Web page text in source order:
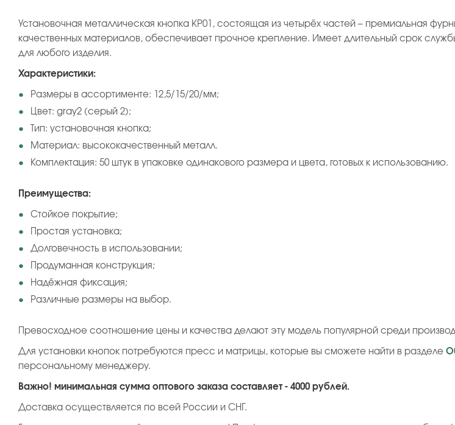
Установочная металлическая кнопка KP01, состоящая из четырёх частей – премиальная
качественных материалов, обеспечивает прочное крепление. Имеет длительный срок
для любого изделия.
Характеристики:
Размеры в ассортименте: 12,5/15/20/мм;
Цвет: gray2 (серый 2);
Тип: установочная кнопка;
Материал: высококачественный металл.
Комплектация: 50 штук в упаковке одинакового размера и цвета, готовых к использованию.
Преимущества:
Стойкое покрытие;
Простая установка;
Долговечность в использовании;
Продуманная конструкция;
Надёжная фиксация;
Различные размеры на выбор.
Превосходное соотношение цены и качества делают эту модель популярной среди
Для установки кнопок потребуются пресс и матрицы, которые вы сможете найти в разделе
персональному менеджеру.
Важно! минимальная сумма оптового заказа составляет - 4000 рублей.
Доставка осуществляется по всей России и СНГ.